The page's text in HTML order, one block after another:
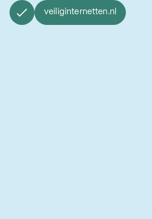
veiliginternetten.nl